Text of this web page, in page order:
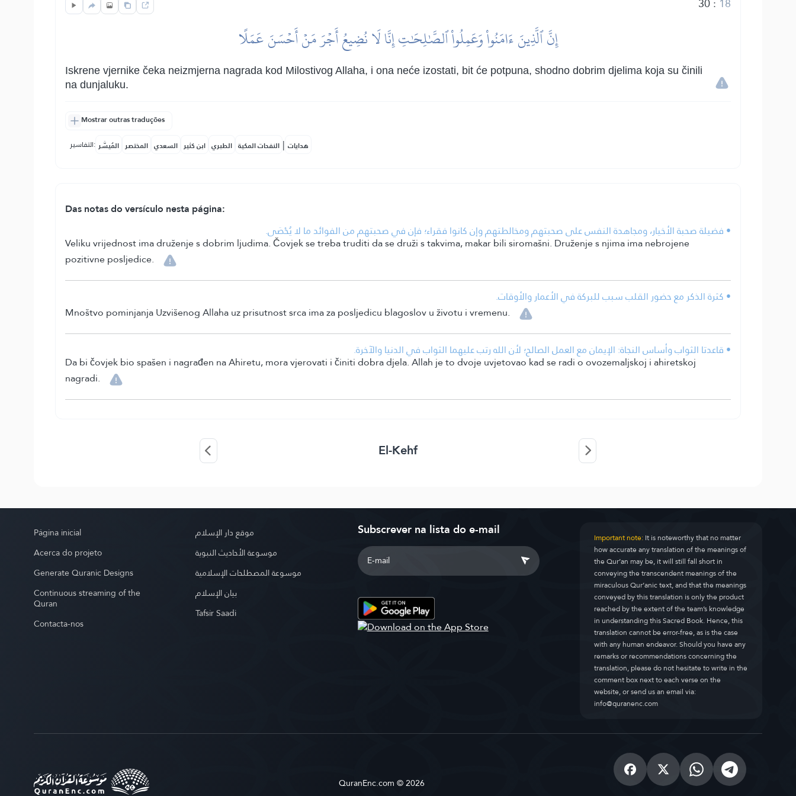
إِنَّ ٱلَّذِينَ ءَامَنُواْ وَعَمِلُواْ ٱلصَّٰلِحَٰتِ إِنَّا لَا نُضِيعُ أَجۡرَ مَنۡ أَحۡسَنَ عَمَلًا
Iskrene vjernike čeka neizmjerna nagrada kod Milostivog Allaha, i ona neće izostati, bit će potpuna, shodno dobrim djelima koja su činili
na dunjaluku.
Mostrar outras traduções
التفاسير: المُيسَّر المختصر السعدي ابن كثير الطبري النفحات المكية | هدايات
Das notas do versículo nesta página:
• فضيلة صحبة الأخيار، ومجاهدة النفس على صحبتهم ومخالطتهم وإن كانوا فقراء؛ فإن في صحبتهم من الفوائد ما لا يُحْصَى.
Veliku vrijednost ima druženje s dobrim ljudima. Čovjek se treba truditi da se druži s takvima, makar bili siromašni. Druženje s njima ima nebrojene
pozitivne posljedice.
• كثرة الذكر مع حضور القلب سبب للبركة في الأعمار والأوقات.
Mnoštvo pominjanja Uzvišenog Allaha uz prisutnost srca ima za posljedicu blagoslov u životu i vremenu.
• قاعدتا الثواب وأساس النجاة: الإيمان مع العمل الصالح؛ لأن الله رتب عليهما الثواب في الدنيا والآخرة.
Da bi čovjek bio spašen i nagrađen na Ahiretu, mora vjerovati i činiti dobra djela. Allah je to dvoje uvjetovao kad se radi o ovozemaljskoj i ahiretskoj
nagradi.
El-Kehf
Página inicial
Acerca do projeto
Generate Quranic Designs
Continuous streaming of the
Quran
Contacta-nos
موقع دار الإسلام
موسوعة الأحاديث النبوية
موسوعة المصطلحات الإسلامية
بيان الإسلام
Tafsir Saadi
Subscrever na lista do e-mail Important note:It is noteworthy that no matter
how accurate any translation of the meanings of
the Qur’an may be, it will still fall short in
conveying the transcendent meanings of the
miraculous Qur’anic text, and that the meanings
conveyed by this translation is only the product
reached by the extent of the team’s knowledge
in understanding this Sacred Book. Hence, this
translation cannot be error-free, as is the case
with any human endeavor. Should you have any
remarks or recommendations concerning the
translation, please do not hesitate to write in the
comment box next to each verse on the
website, or send us an email via:
info@quranenc.com
QuranEnc.com © 2026